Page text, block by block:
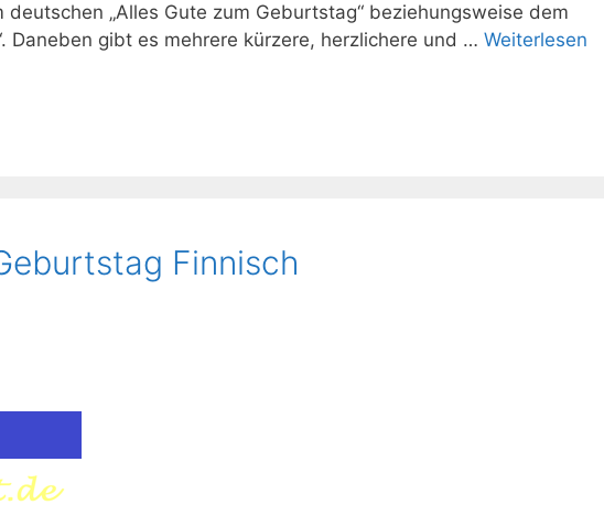
„Alles Gute zum Geburtstag“ beziehungsweise dem
Daneben gibt es mehrere kürzere, herzlichere und … Weiterlesen
Finnisch